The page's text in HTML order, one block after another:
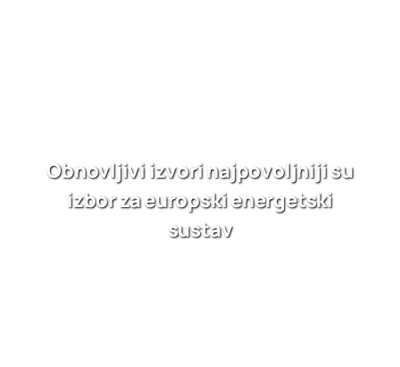
Obnovljivi izvori najpovoljniji su
izbor za europski energetski
sustav